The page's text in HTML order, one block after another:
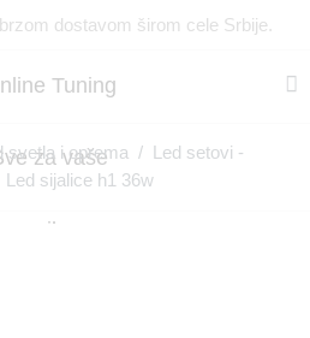
dostavom širom cele Srbije.
svetla i oprema /
Led setovi -
sijalice h1 36w